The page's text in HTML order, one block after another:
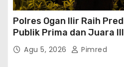
Polres Ogan Ilir Raih
Publik Prima dan Juara
Publik Tingkat Polda
Agu 5, 2026 Pimred